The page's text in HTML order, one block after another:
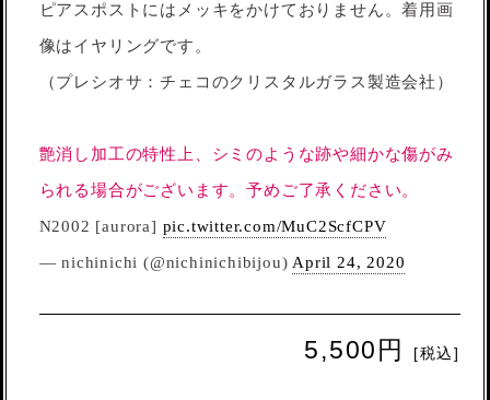
ピアスポストにはメッキをかけておりません。着用画
像はイヤリングです。
（プレシオサ：チェコのクリスタルガラス製造会社）
艶消し加工の特性上、シミのような跡や細かな傷がみ
られる場合がございます。予めご了承ください。
N2002 [aurora] pic.twitter.com/MuC2ScfCPV
— nichinichi (@nichinichibijou) April 24, 2020
5,500円 [税込]